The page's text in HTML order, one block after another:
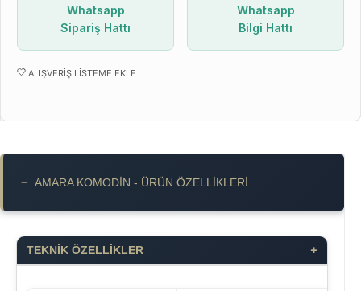
Whatsapp
Sipariş Hattı
Whatsapp
Bilgi Hattı
ALIŞVERIŞ LISTEME EKLE
− AMARA KOMODIN - ÜRÜN ÖZELLIKLERI
TEKNİK ÖZELLİKLER +